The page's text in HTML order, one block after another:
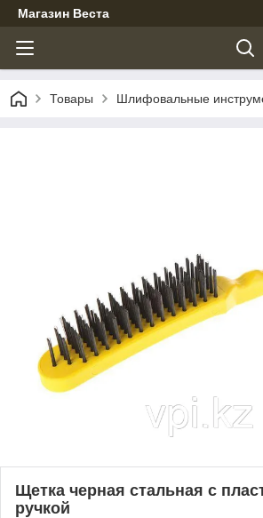
Магазин Веста
Товары Шлифовальные
Щетка черная стальная с
ручкой